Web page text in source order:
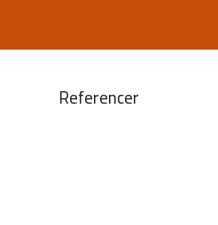
Referencer